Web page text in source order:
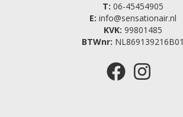
T: 06-45454905
E: info@sensationair.nl
KVK: 99801485
BTWnr: NL869139216B01